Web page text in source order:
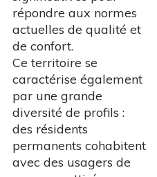
répondre aux normes
actuelles de qualité et
de confort.
Ce territoire se
caractérise également
par une grande
diversité de profils :
des résidents
permanents cohabitent
avec des usagers de